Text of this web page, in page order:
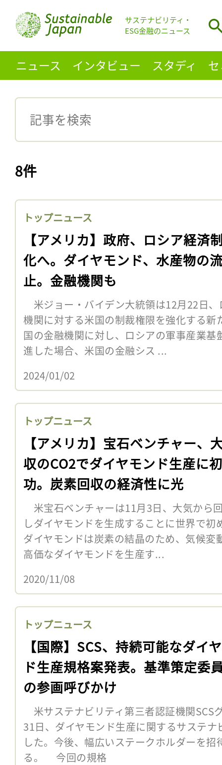
サステナビリティ・
ESG金融のニュース
ニュース インタビュー スタディ
8件
トップニュース
【アメリカ】政府、ロシア経済
化へ。ダイヤモンド、水産物の
止。金融機関も
米ジョー・バイデン大統領は12月22日
機関に対する米国の制裁権限を強化する
国の金融機関に対し、ロシアの軍事産業
進した場合、米国の金融シス ...
2024/01/02
トップニュース
【アメリカ】宝石ベンチャー、
収のCO2でダイヤモンド生産に
功。炭素回収の経済性に光
米宝石ベンチャーは11月3日、大気から
しダイヤモンドを生成することに世界で
ダイヤモンドは炭素の結晶のため、気候変
高価なダイヤモンドを生産す...
2020/11/08
トップニュース
【国際】SCS、持続可能なダイ
ド生産規格案発表。基準策定委
の参画呼びかけ
米サステナビリティ第三者認証機関SCS
31日、ダイヤモンド生産に関するサステ
した。今後、幅広いステークホルダーを
る。 今回の規格